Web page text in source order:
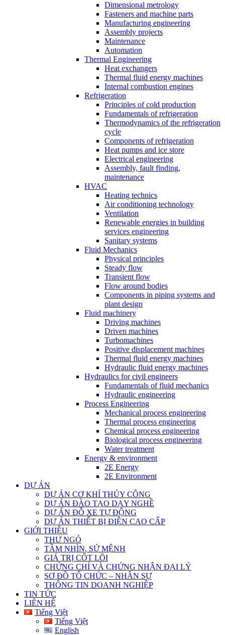
Dimensional metrology
Fasteners and machine parts
Manufacturing engineering
Assembly projects
Maintenance
Automation
Thermal Engineering
Heat exchangers
Thermal fluid energy machines
Internal combustion engines
Refrigeration
Principles of cold production
Fundamentals of refrigeration
Thermodynamics of the refrigeration
cycle
Components of refrigeration
Heat pumps and ice store
Electrical engineering
Assembly, fault finding,
maintenance
HVAC
Heating technics
Air conditioning technology
Ventilation
Renewable energies in building
services engineering
Sanitary systems
Fluid Mechanics
Physical principles
Steady flow
Transient flow
Flow around bodies
Components in piping systems and
plant design
Fluid machinery
Driving machines
Driven machines
Turbomachines
Positive displacement machines
Thermal fluid energy machines
Hydraulic fluid energy machines
Hydraulics for civil engineers
Fundamentals of fluid mechanics
Hydraulic engineering
Process Engineering
Mechanical process engineering
Thermal process engineering
Chemical process engineering
Biological process engineering
Water treatment
Energy & environment
2E Energy
2E Environment
DỰ ÁN
DỰ ÁN CƠ KHÍ THỦY CÔNG
DỰ ÁN ĐÀO TẠO DẠY NGHỀ
DỰ ÁN ĐỖ XE TỰ ĐỘNG
DỰ ÁN THIẾT BỊ ĐIỆN CAO CẤP
GIỚI THIỆU
THƯ NGỎ
TẦM NHÌN, SỨ MỆNH
GIÁ TRỊ CỐT LÕI
CHỨNG CHỈ VÀ CHỨNG NHẬN ĐẠI LÝ
SƠ ĐỒ TỔ CHỨC – NHÂN SỰ
THÔNG TIN DOANH NGHIỆP
TIN TỨC
LIÊN HỆ
Tiếng Việt
Tiếng Việt
English